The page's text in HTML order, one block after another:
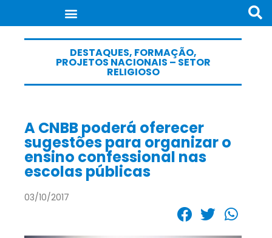
DESTAQUES, FORMAÇÃO,
PROJETOS NACIONAIS – SETOR
RELIGIOSO
A CNBB poderá oferecer
sugestões para organizar o
ensino confessional nas
escolas públicas
03/10/2017